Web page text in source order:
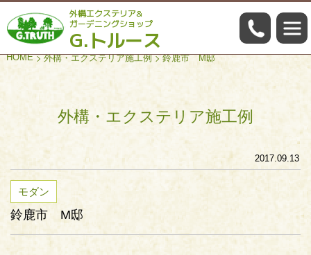
外構エクステリア&
ガーデニングショップ
G.トルース
059-
HOME 外構・エクステリア施工例 鈴鹿市 M邸
外構・エクステリア施工例
モダン
鈴鹿市 M邸
2017.09.13